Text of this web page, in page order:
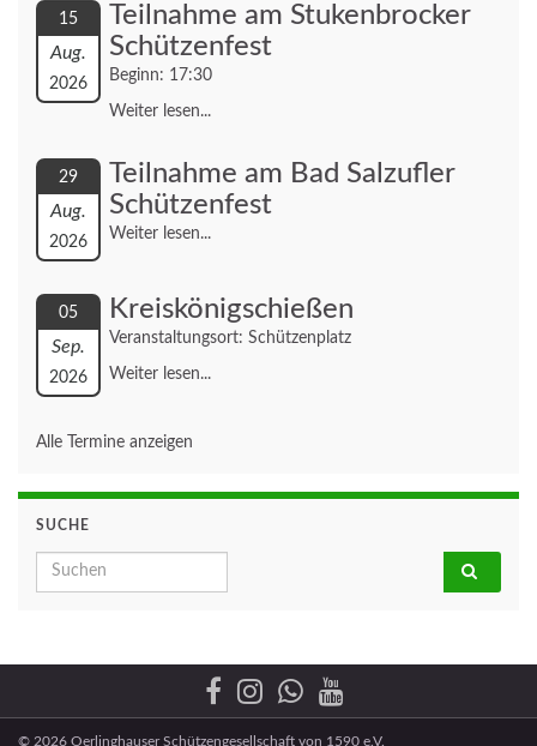
15
Aug.
2026
Teilnahme am Stukenbrocker
Schützenfest
Beginn: 17:30
Weiter lesen...
29
Aug.
2026
Teilnahme am Bad Salzufler
Schützenfest
Weiter lesen...
05
Sep.
2026
Kreiskönigschießen
Veranstaltungsort: Schützenplatz
Weiter lesen...
Alle Termine anzeigen
SUCHE
Search for:
© 2026 Oerlinghauser Schützengesellschaft von 1590 e.V.